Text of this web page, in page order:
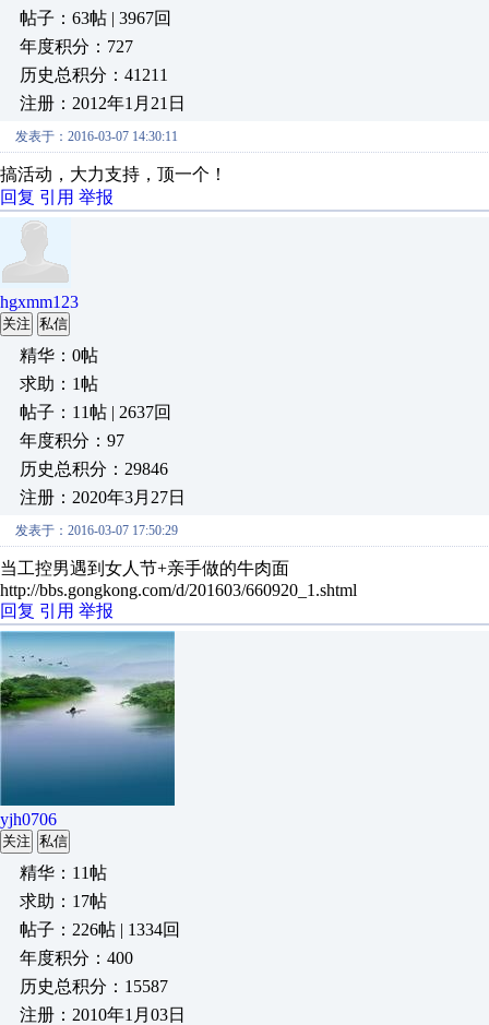
帖子：63帖 | 3967回
年度积分：727
历史总积分：41211
注册：2012年1月21日
发表于：2016-03-07 14:30:11
搞活动，大力支持，顶一个！
回复 引用 举报
hgxmm123
关注 私信
精华：0帖
求助：1帖
帖子：11帖 | 2637回
年度积分：97
历史总积分：29846
注册：2020年3月27日
发表于：2016-03-07 17:50:29
当工控男遇到女人节+亲手做的牛肉面
http://bbs.gongkong.com/d/201603/660920_1.shtml
回复 引用 举报
yjh0706
关注 私信
精华：11帖
求助：17帖
帖子：226帖 | 1334回
年度积分：400
历史总积分：15587
注册：2010年1月03日